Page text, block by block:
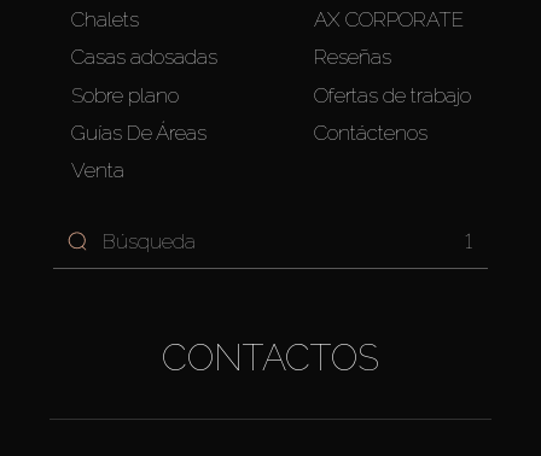
Chalets
Casas adosadas
Sobre plano
Guías De Áreas
Venta
AX CORPORATE
Reseñas
Ofertas de trabajo
Contáctenos
1
CONTACTOS